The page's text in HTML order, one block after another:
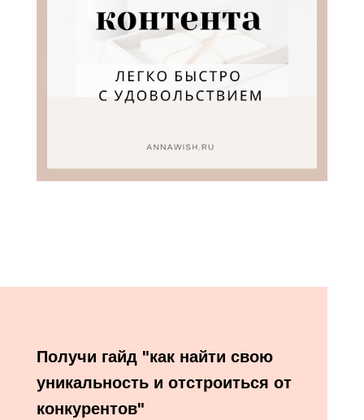
Получи гайд "как найти свою
уникальность и отстроиться от
конкурентов"